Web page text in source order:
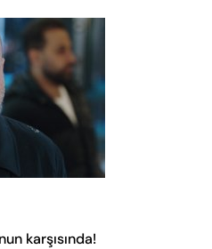
karşısında!